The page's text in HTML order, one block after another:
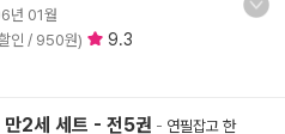
년 01월
인 / 950원)
9.3
만2세 세트 - 전5권 - 연필잡고 한